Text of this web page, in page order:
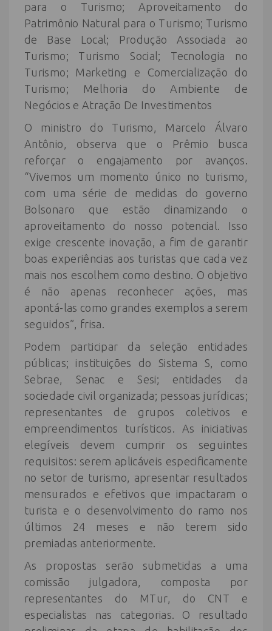
para o Turismo; Aproveitamento do
Patrimônio Natural para o Turismo; Turismo
de Base Local; Produção Associada ao
Turismo; Turismo Social; Tecnologia no
Turismo; Marketing e Comercialização do
Turismo; Melhoria do Ambiente de
Negócios e Atração De Investimentos
O ministro do Turismo, Marcelo Álvaro
Antônio, observa que o Prêmio busca
reforçar o engajamento por avanços.
“Vivemos um momento único no turismo,
com uma série de medidas do governo
Bolsonaro que estão dinamizando o
aproveitamento do nosso potencial. Isso
exige crescente inovação, a fim de garantir
boas experiências aos turistas que cada vez
mais nos escolhem como destino. O objetivo
é não apenas reconhecer ações, mas
apontá-las como grandes exemplos a serem
seguidos”, frisa.
Podem participar da seleção entidades
públicas; instituições do Sistema S, como
Sebrae, Senac e Sesi; entidades da
sociedade civil organizada; pessoas jurídicas;
representantes de grupos coletivos e
empreendimentos turísticos. As iniciativas
elegíveis devem cumprir os seguintes
requisitos: serem aplicáveis especificamente
no setor de turismo, apresentar resultados
mensurados e efetivos que impactaram o
turista e o desenvolvimento do ramo nos
últimos 24 meses e não terem sido
premiadas anteriormente.
As propostas serão submetidas a uma
comissão julgadora, composta por
representantes do MTur, do CNT e
especialistas nas categorias. O resultado